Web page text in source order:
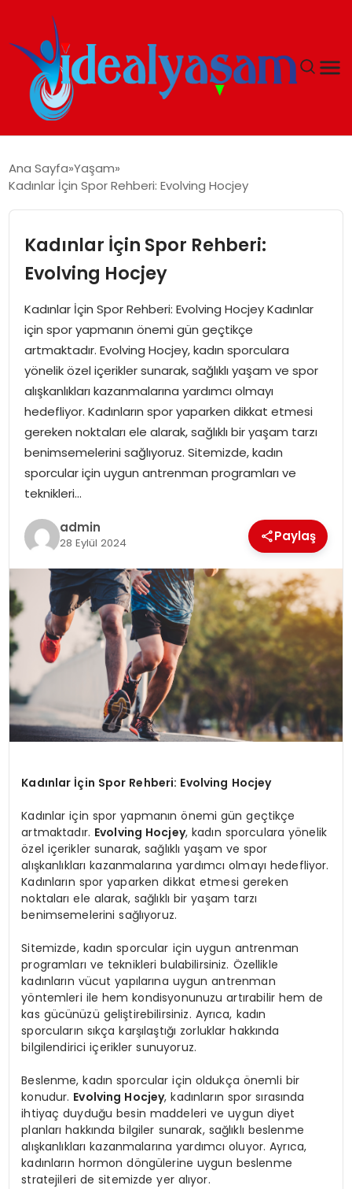
GÜNDEM
EKONOMI
İDEAL YAŞAM
İDEAL SPOR
YAŞAM
MAGAZIN
SAĞLIK
SOSYAL HABER
Ana Sayfa Yaşam
Kadınlar İçin Spor Rehberi: Evolving Hocjey
Kadınlar İçin Spor Rehberi:
Evolving Hocjey
Kadınlar İçin Spor Rehberi: Evolving Hocjey Kadınlar
için spor yapmanın önemi gün geçtikçe
artmaktadır. Evolving Hocjey, kadın sporculara
yönelik özel içerikler sunarak, sağlıklı yaşam ve spor
alışkanlıkları kazanmalarına yardımcı olmayı
hedefliyor. Kadınların spor yaparken dikkat etmesi
gereken noktaları ele alarak, sağlıklı bir yaşam tarzı
benimsemelerini sağlıyoruz. Sitemizde, kadın
sporcular için uygun antrenman programları ve
teknikleri…
admin
28 Eylül 2024 Paylaş
Kadınlar İçin Spor Rehberi: Evolving Hocjey
Kadınlar için spor yapmanın önemi gün geçtikçe
artmaktadır. Evolving Hocjey, kadın sporculara yönelik
özel içerikler sunarak, sağlıklı yaşam ve spor
alışkanlıkları kazanmalarına yardımcı olmayı hedefliyor.
Kadınların spor yaparken dikkat etmesi gereken
noktaları ele alarak, sağlıklı bir yaşam tarzı
benimsemelerini sağlıyoruz.
Sitemizde, kadın sporcular için uygun antrenman
programları ve teknikleri bulabilirsiniz. Özellikle
kadınların vücut yapılarına uygun antrenman
yöntemleri ile hem kondisyonunuzu artırabilir hem de
kas gücünüzü geliştirebilirsiniz. Ayrıca, kadın
sporcuların sıkça karşılaştığı zorluklar hakkında
bilgilendirici içerikler sunuyoruz.
Beslenme, kadın sporcular için oldukça önemli bir
konudur. Evolving Hocjey, kadınların spor sırasında
ihtiyaç duyduğu besin maddeleri ve uygun diyet
planları hakkında bilgiler sunarak, sağlıklı beslenme
alışkanlıkları kazanmalarına yardımcı oluyor. Ayrıca,
kadınların hormon döngülerine uygun beslenme
stratejileri de sitemizde yer alıyor.